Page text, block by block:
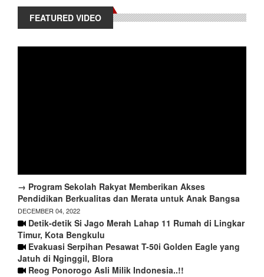
FEATURED VIDEO
→ Program Sekolah Rakyat Memberikan Akses
Pendidikan Berkualitas dan Merata untuk Anak Bangsa
DECEMBER 04, 2022
Detik-detik Si Jago Merah Lahap 11 Rumah di Lingkar
Timur, Kota Bengkulu
Evakuasi Serpihan Pesawat T-50i Golden Eagle yang
Jatuh di Nginggil, Blora
Reog Ponorogo Asli Milik Indonesia..!!